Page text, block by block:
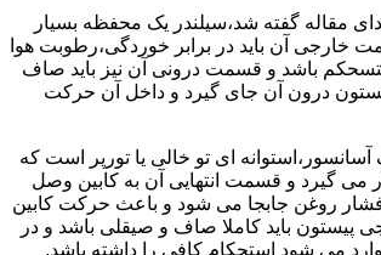
مقاله گفته شد،سیلندر یک محفظه بسیار
آن باید در برابر خوردگی،رطوبت هوا
باشد و قسمت درونی آن نیز باید صاف
درون آن جای گیرد و داخل آن حرکت
ای تو خالی یا تورپر است که
می گیرد و قسمت انتهایی آن به کابین وصل
روغن جابجا می شود و باعث حرکت کابین
باید کاملا صاف و صیقلی باشد و در
می شود استحکام کافی را داشته باشد.